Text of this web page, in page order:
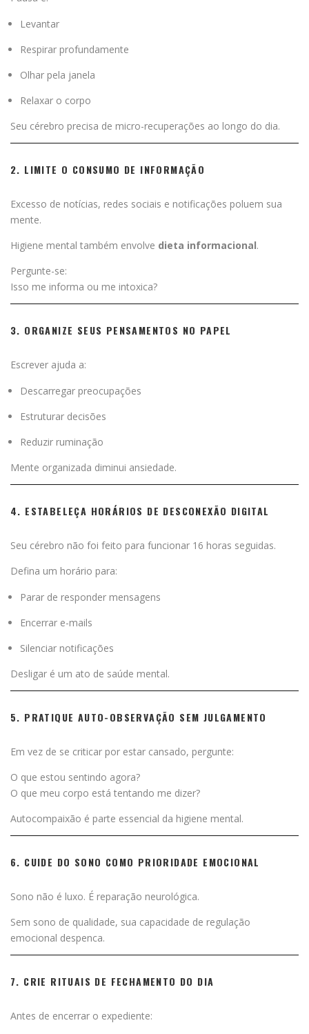
Levantar
Respirar profundamente
Olhar pela janela
Relaxar o corpo
Seu cérebro precisa de micro-recuperações ao longo do dia.
2. LIMITE O CONSUMO DE INFORMAÇÃO
Excesso de notícias, redes sociais e notificações poluem sua
mente.
Higiene mental também envolve dieta informacional.
Pergunte-se:
Isso me informa ou me intoxica?
3. ORGANIZE SEUS PENSAMENTOS NO PAPEL
Escrever ajuda a:
Descarregar preocupações
Estruturar decisões
Reduzir ruminação
Mente organizada diminui ansiedade.
4. ESTABELEÇA HORÁRIOS DE DESCONEXÃO DIGITAL
Seu cérebro não foi feito para funcionar 16 horas seguidas.
Defina um horário para:
Parar de responder mensagens
Encerrar e-mails
Silenciar notificações
Desligar é um ato de saúde mental.
5. PRATIQUE AUTO-OBSERVAÇÃO SEM JULGAMENTO
Em vez de se criticar por estar cansado, pergunte:
O que estou sentindo agora?
O que meu corpo está tentando me dizer?
Autocompaixão é parte essencial da higiene mental.
6. CUIDE DO SONO COMO PRIORIDADE EMOCIONAL
Sono não é luxo. É reparação neurológica.
Sem sono de qualidade, sua capacidade de regulação
emocional despenca.
7. CRIE RITUAIS DE FECHAMENTO DO DIA
Antes de encerrar o expediente: